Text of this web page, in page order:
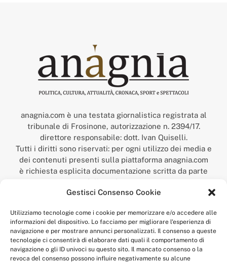
Gestisci Consenso Cookie
Utilizziamo tecnologie come i cookie per memorizzare e/o accedere alle
informazioni del dispositivo. Lo facciamo per migliorare l'esperienza di
navigazione e per mostrare annunci personalizzati. Il consenso a queste
tecnologie ci consentirà di elaborare dati quali il comportamento di
navigazione o gli ID univoci su questo sito. Il mancato consenso o la
revoca del consenso possono influire negativamente su alcune
anagnia.com è una testata giornalistica registrata al
tribunale di Frosinone, autorizzazione n. 2394/17.
direttore responsabile: dott. Ivan Quiselli.
Tutti i diritti sono riservati: per ogni utilizzo dei media e
dei contenuti presenti sulla piattaforma anagnia.com
è richiesta esplicita documentazione scritta da parte
della redazione.
“Anagnia” è un marchio registrato presso l’Ufficio Italiano
Economico,
num. registrazione: 302017000014044 del 9 febbraio 2017.
Per contatti:redazione@anagnia.com